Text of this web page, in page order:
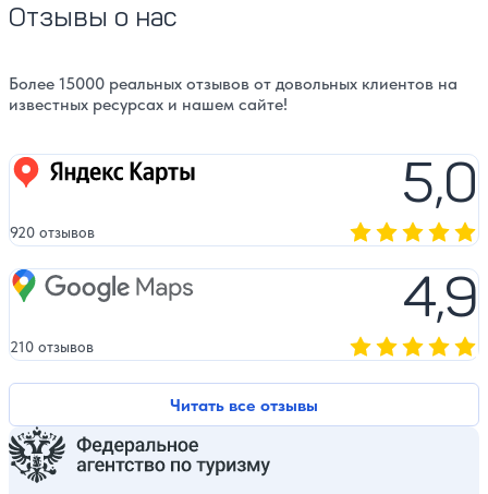
Отзывы о нас
Более 15000 реальных отзывов от довольных клиентов на
известных ресурсах и нашем сайте!
Читать все отзывы
Яндекс карты 5,0
920 отзывов
Google Maps 4,9
210 отзывов